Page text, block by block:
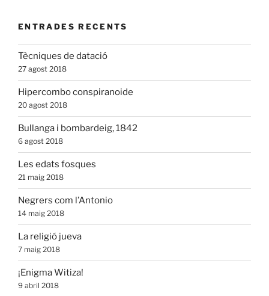
ENTRADES RECENTS
Tècniques de datació
27 agost 2018
Hipercombo conspiranoide
20 agost 2018
Bullanga i bombardeig, 1842
6 agost 2018
Les edats fosques
21 maig 2018
Negrers com l’Antonio
14 maig 2018
La religió jueva
7 maig 2018
¡Enigma Witiza!
9 abril 2018